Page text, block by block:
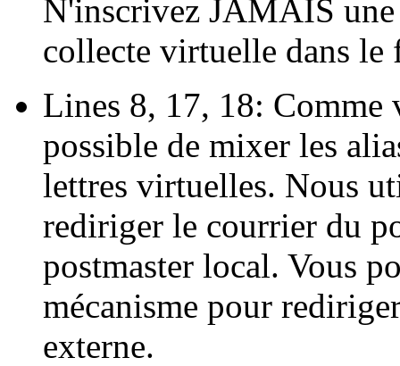
N'inscrivez JAMAIS
collecte virtuelle dans
Lines 8, 17, 18: Comme
possible de mixer les
lettres virtuelles. Nous
rediriger le courrier du
postmaster local. Vous
mécanisme pour
externe.